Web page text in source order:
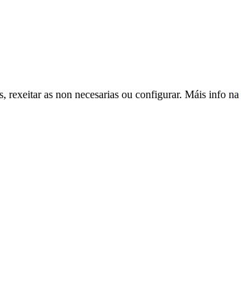
rexeitar as non necesarias ou configurar. Máis info na